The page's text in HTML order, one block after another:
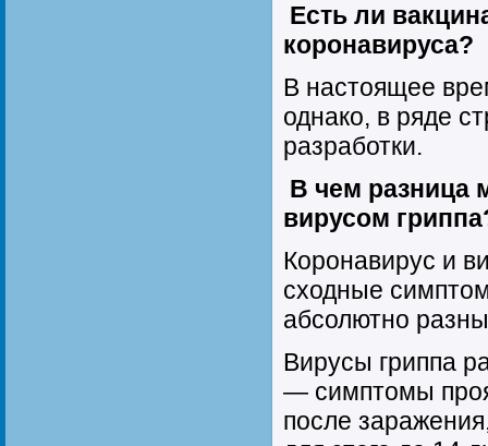
Есть ли
коронавируса?
В настоящее
однако, в ряде
разработки.
В чем разница
вирусом
Коронавирус и
сходные
абсолютно
Вирусы гриппа
— симптомы
после